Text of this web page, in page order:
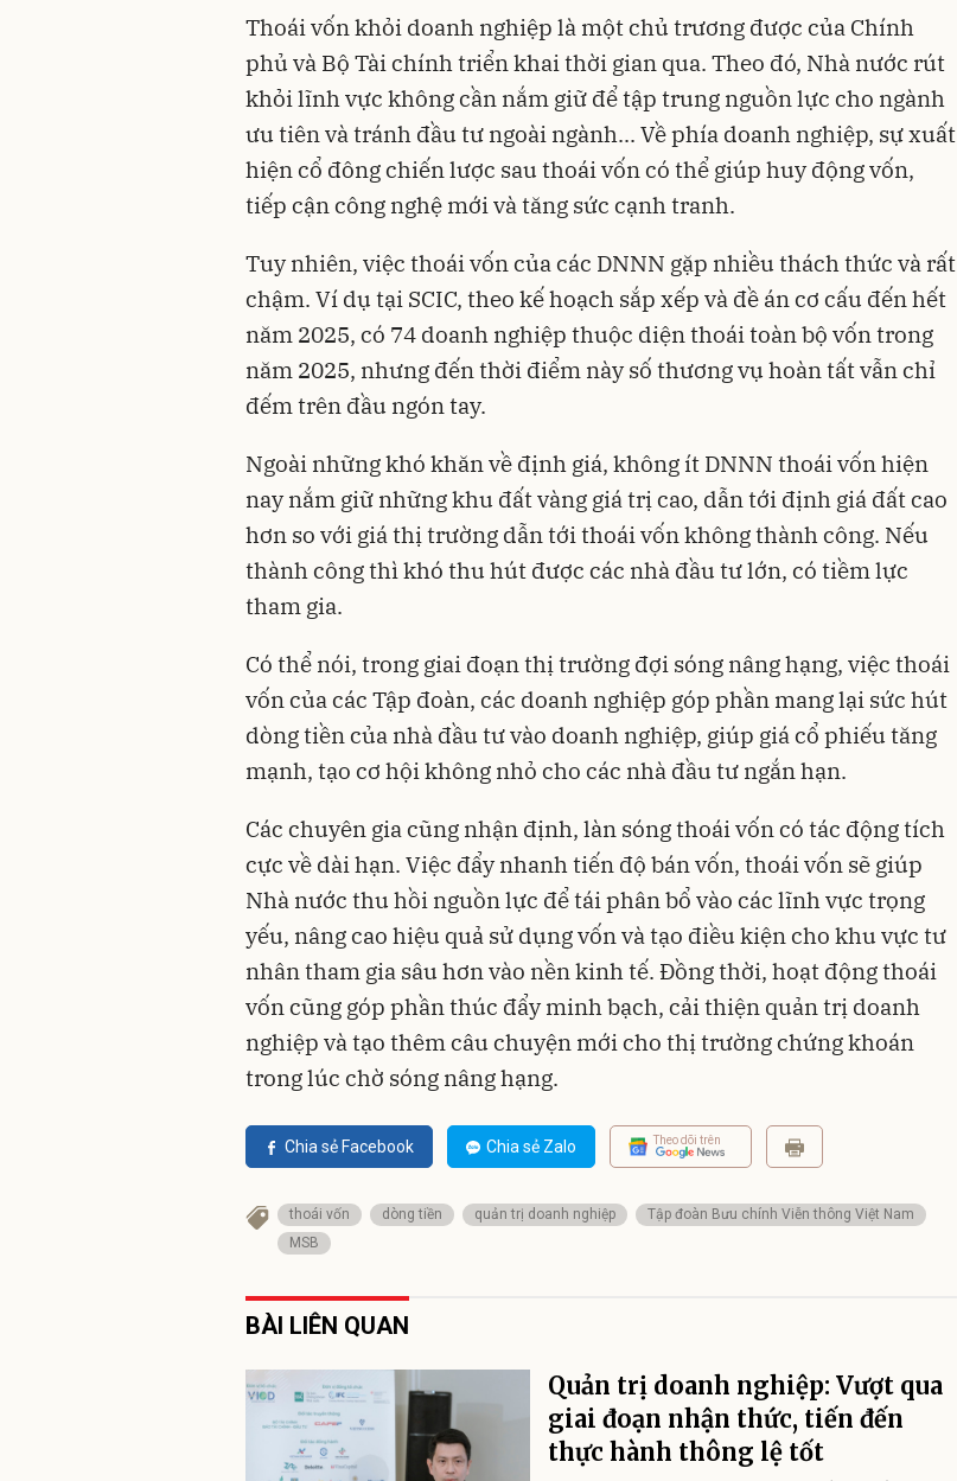
Thoái vốn khỏi doanh nghiệp là một chủ trương được của Chính
phủ và Bộ Tài chính triển khai thời gian qua. Theo đó, Nhà nước rút
khỏi lĩnh vực không cần nắm giữ để tập trung nguồn lực cho ngành
ưu tiên và tránh đầu tư ngoài ngành... Về phía doanh nghiệp, sự xuất
hiện cổ đông chiến lược sau thoái vốn có thể giúp huy động vốn,
tiếp cận công nghệ mới và tăng sức cạnh tranh.
Tuy nhiên, việc thoái vốn của các DNNN gặp nhiều thách thức và rất
chậm. Ví dụ tại SCIC, theo kế hoạch sắp xếp và đề án cơ cấu đến hết
năm 2025, có 74 doanh nghiệp thuộc diện thoái toàn bộ vốn trong
năm 2025, nhưng đến thời điểm này số thương vụ hoàn tất vẫn chỉ
đếm trên đầu ngón tay.
Ngoài những khó khăn về định giá, không ít DNNN thoái vốn hiện
nay nắm giữ những khu đất vàng giá trị cao, dẫn tới định giá đất cao
hơn so với giá thị trường dẫn tới thoái vốn không thành công. Nếu
thành công thì khó thu hút được các nhà đầu tư lớn, có tiềm lực
tham gia.
Có thể nói, trong giai đoạn thị trường đợi sóng nâng hạng, việc thoái
vốn của các Tập đoàn, các doanh nghiệp góp phần mang lại sức hút
dòng tiền của nhà đầu tư vào doanh nghiệp, giúp giá cổ phiếu tăng
mạnh, tạo cơ hội không nhỏ cho các nhà đầu tư ngắn hạn.
Các chuyên gia cũng nhận định, làn sóng thoái vốn có tác động tích
cực về dài hạn. Việc đẩy nhanh tiến độ bán vốn, thoái vốn sẽ giúp
Nhà nước thu hồi nguồn lực để tái phân bổ vào các lĩnh vực trọng
yếu, nâng cao hiệu quả sử dụng vốn và tạo điều kiện cho khu vực tư
nhân tham gia sâu hơn vào nền kinh tế. Đồng thời, hoạt động thoái
vốn cũng góp phần thúc đẩy minh bạch, cải thiện quản trị doanh
nghiệp và tạo thêm câu chuyện mới cho thị trường chứng khoán
trong lúc chờ sóng nâng hạng.
Chia sẻ Facebook Chia sẻ Zalo Theo dõi trên
thoái vốn dòng tiền quản trị doanh nghiệp
Tập đoàn Bưu chính Viễn thông Việt Nam
MSB
BÀI LIÊN QUAN
Quản trị doanh nghiệp: Vượt qua
giai đoạn nhận thức, tiến đến
thực hành thông lệ tốt